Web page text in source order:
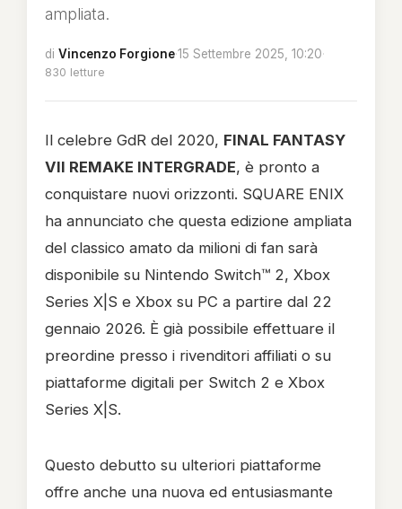
ampliata.
di Vincenzo Forgione·15 Settembre 2025, 10:20·
830 letture
Il celebre GdR del 2020, FINAL FANTASY
VII REMAKE INTERGRADE, è pronto a
conquistare nuovi orizzonti. SQUARE ENIX
ha annunciato che questa edizione ampliata
del classico amato da milioni di fan sarà
disponibile su Nintendo Switch™ 2, Xbox
Series X|S e Xbox su PC a partire dal 22
gennaio 2026. È già possibile effettuare il
preordine presso i rivenditori affiliati o su
piattaforme digitali per Switch 2 e Xbox
Series X|S.
Questo debutto su ulteriori piattaforme
offre anche una nuova ed entusiasmante